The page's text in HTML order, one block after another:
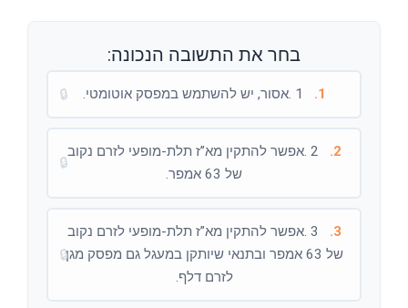
בחר את התשובה הנכונה:
1.
🔒
2.
2 .אפשר להתקין מא”ז תלת-מופעי לזרם נקוב
של 63 אמפר.
🔒
3.
3 .אפשר להתקין מא”ז תלת-מופעי לזרם נקוב
של 63 אמפר ובתנאי שיותקן במעגל גם מפסק מגן
לזרם דלף.
🔒